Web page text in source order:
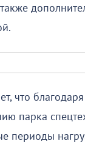
что
парка
периоды